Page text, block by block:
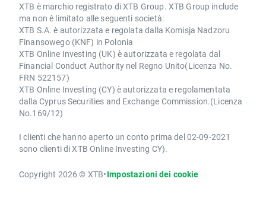
XTB è marchio registrato di XTB Group. XTB Group include
ma non è limitato alle seguenti società:
XTB S.A. è autorizzata e regolata dalla Komisja Nadzoru
Finansowego (KNF) in Polonia
XTB Online Investing (UK) è autorizzata e regolata dal
Financial Conduct Authority nel Regno Unito(Licenza No.
FRN 522157)
XTB Online Investing (CY) è autorizzata e regolamentata
dalla Cyprus Securities and Exchange Commission.(Licenza
No.169/12)
I clienti che hanno aperto un conto prima del 02-09-2021
sono clienti di XTB Online Investing CY).
Copyright 2026 © XTB•Impostazioni dei cookie